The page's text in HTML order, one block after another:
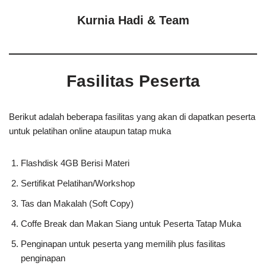
Kurnia Hadi & Team
Fasilitas Peserta
Berikut adalah beberapa fasilitas yang akan di dapatkan peserta
untuk pelatihan online ataupun tatap muka
Flashdisk 4GB Berisi Materi
Sertifikat Pelatihan/Workshop
Tas dan Makalah (Soft Copy)
Coffe Break dan Makan Siang untuk Peserta Tatap Muka
Penginapan untuk peserta yang memilih plus fasilitas
penginapan